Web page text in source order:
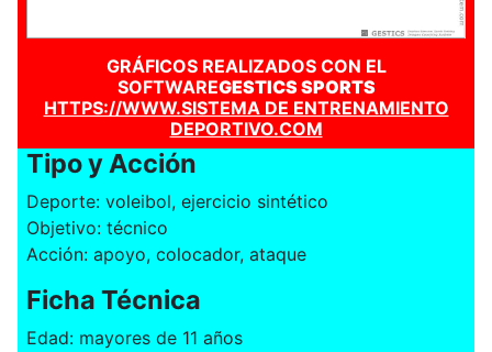
GRÁFICOS REALIZADOS CON EL
SOFTWAREGESTICS SPORTS
HTTPS://WWW.SISTEMA DE ENTRENAMIENTO
DEPORTIVO.COM
Tipo y Acción
Deporte: voleibol, ejercicio sintético
Objetivo: técnico
Acción: apoyo, colocador, ataque
Ficha Técnica
Edad: mayores de 11 años